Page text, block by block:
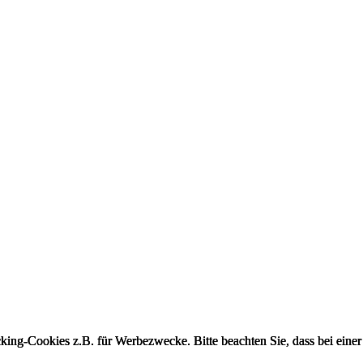
Cookies z.B. für Werbezwecke. Bitte beachten Sie, dass bei einer
Cookies z.B. für Werbezwecke. Bitte beachten Sie, dass bei einer
Cookies z.B. für Werbezwecke. Bitte beachten Sie, dass bei einer